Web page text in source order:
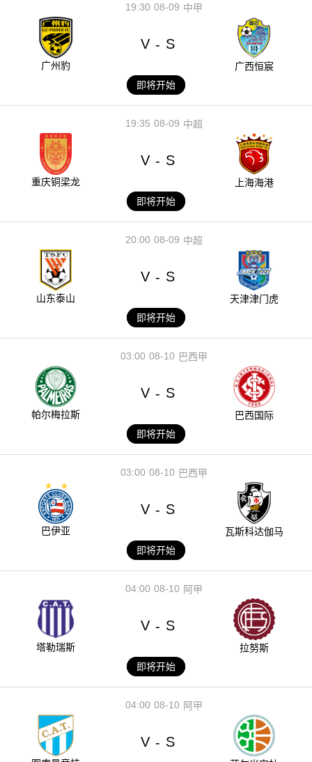
08-09
19:30 中甲
广州豹
V - S
广西恒宸
即将开始
08-09
19:35 中超
重庆铜梁龙
V - S
上海海港
即将开始
08-09
20:00 中超
山东泰山
V - S
天津津门虎
即将开始
08-10
03:00 巴西甲
帕尔梅拉斯
V - S
巴西国际
即将开始
08-10
03:00 巴西甲
巴伊亚
V - S
瓦斯科达伽马
即将开始
08-10
04:00 阿甲
塔勒瑞斯
V - S
拉努斯
即将开始
08-10
04:00 阿甲
V - S